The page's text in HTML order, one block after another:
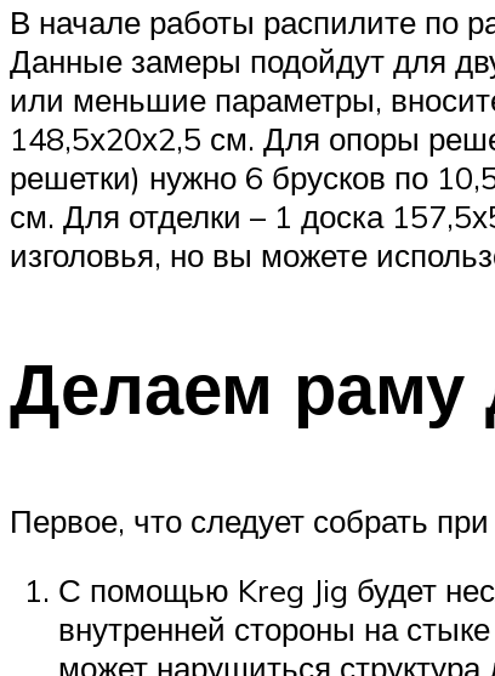
В начале работы распилите по
Данные замеры подойдут для
или меньшие параметры,
148,5х20х2,5 см. Для опоры
решетки) нужно 6 брусков по
см. Для отделки – 1 доска
изголовья, но вы можете
Делаем раму
Первое, что следует собрать
С помощью Kreg Jig будет
внутренней стороны на
может нарушиться